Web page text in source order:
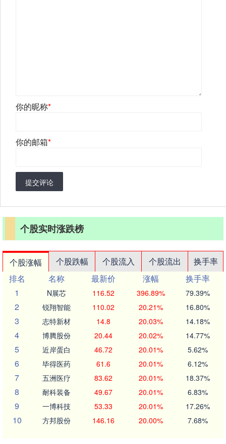
你的昵称*
你的邮箱*
提交评论
个股实时涨跌榜
个股涨幅 个股跌幅 个股流入 个股流出
换手率
排名
名称 最新价 涨幅
换手率
1
N展芯 116.52 396.89% 79.39%
2 锐翔智能 110.02 20.21% 16.80%
3 志特新材 14.8 20.03% 14.18%
4 博腾股份 20.44 20.02% 14.77%
5 近岸蛋白 46.72 20.01% 5.62%
6 毕得医药 61.6 20.01% 6.12%
7 五洲医疗 83.62 20.01% 18.37%
8 耐科装备 49.67 20.01% 6.83%
9 一博科技 53.33 20.01% 17.26%
10 方邦股份 146.16 20.00% 7.68%